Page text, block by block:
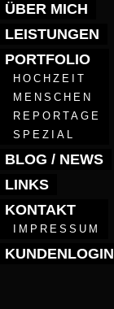
ÜBER MICH
LEISTUNGEN
PORTFOLIO
HOCHZEIT
MENSCHEN
REPORTAGE
SPEZIAL
BLOG / NEWS
LINKS
KONTAKT
IMPRESSUM
KUNDENLOGIN